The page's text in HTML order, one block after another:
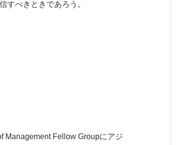
すべきときであろう。
Management Fellow Groupにアジ